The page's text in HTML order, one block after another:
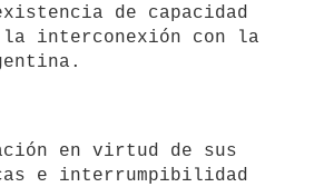
de capacidad
la interconexión con la
e interrumpibilidad